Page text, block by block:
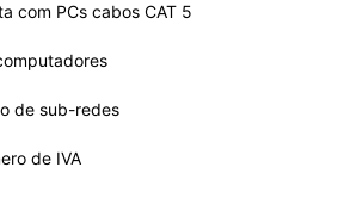
VNC remoto
a diferença na vida diária
a um Norstar CICS
Data Relato
com PCs cabos CAT 5
de sub-redes
de IVA